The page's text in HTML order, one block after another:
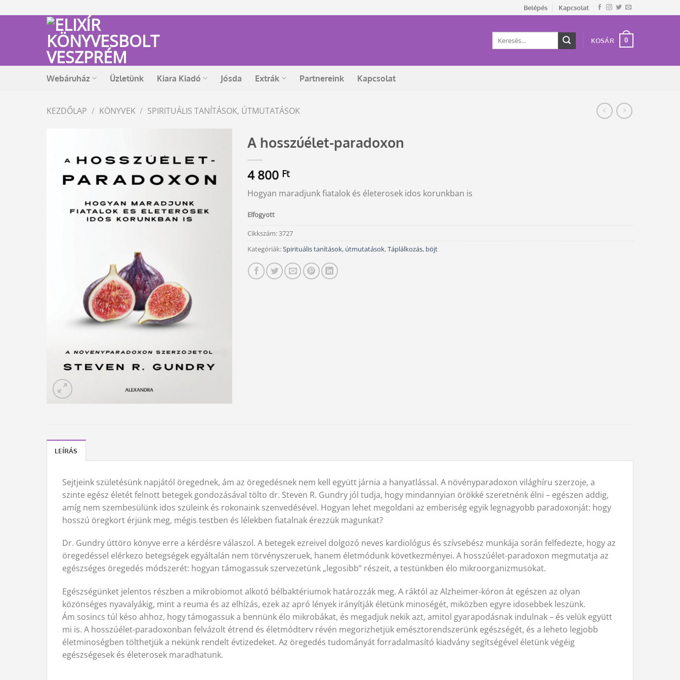
to
Belépés Kapcsolat
Keresés
KOSÁR 0
Webáruház Üzletünk Kiara Kiadó Jósda Extrák Partnereink Kapcsolat
KEZDŐLAP / KÖNYVEK / SPIRITUÁLIS TANÍTÁSOK, ÚTMUTATÁSOK
A hosszúélet-paradoxon
4 800 Ft
Hogyan maradjunk fiatalok és életerosek idos korunkban is
Elfogyott
Cikkszám: 3727
Kategóriák:Spirituális tanítások, útmutatások,Táplálkozás, böjt
LEÍRÁS
Sejtjeink születésünk napjától öregednek, ám az öregedésnek nem kell együtt járnia a hanyatlással. A növényparadoxon világhíru szerzoje, a
szinte egész életét felnott betegek gondozásával tölto dr. Steven R. Gundry jól tudja, hogy mindannyian örökké szeretnénk élni – egészen addig,
amíg nem szembesülünk idos szüleink és rokonaink szenvedésével. Hogyan lehet megoldani az emberiség egyik legnagyobb paradoxonját: hogy
hosszú öregkort érjünk meg, mégis testben és lélekben fiatalnak érezzük magunkat?
Dr. Gundry úttöro könyve erre a kérdésre válaszol. A betegek ezreivel dolgozó neves kardiológus és szívsebész munkája során felfedezte, hogy az
öregedéssel elérkezo betegségek egyáltalán nem törvényszeruek, hanem életmódunk következményei. A hosszúélet-paradoxon megmutatja az
egészséges öregedés módszerét: hogyan támogassuk szervezetünk „legosibb” részeit, a testünkben élo mikroorganizmusokat.
Egészségünket jelentos részben a mikrobiomot alkotó bélbaktériumok határozzák meg. A ráktól az Alzheimer-kóron át egészen az olyan
közönséges nyavalyákig, mint a reuma és az elhízás, ezek az apró lények irányítják életünk minoségét, miközben egyre idosebbek leszünk.
Ám sosincs túl késo ahhoz, hogy támogassuk a bennünk élo mikrobákat, és megadjuk nekik azt, amitol gyarapodásnak indulnak – és velük együtt
mi is. A hosszúélet-paradoxonban felvázolt étrend és életmódterv révén megorizhetjük emésztorendszerünk egészségét, és a leheto legjobb
életminoségben tölthetjük a nekünk rendelt évtizedeket. Az öregedés tudományát forradalmasító kiadvány segítségével életünk végéig
egészségesek és életerosek maradhatunk.